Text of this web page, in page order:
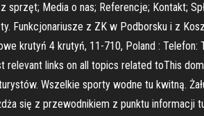
sprzęt; Media o nas; Referencje; Kontakt;
Funkcjonariusze z ZK w Podborsku i z
krutyń 4 krutyń, 11-710, Poland :
links on all topics related toThis
Wszelkie sporty wodne tu kwitną.
się z przewodnikiem z punktu